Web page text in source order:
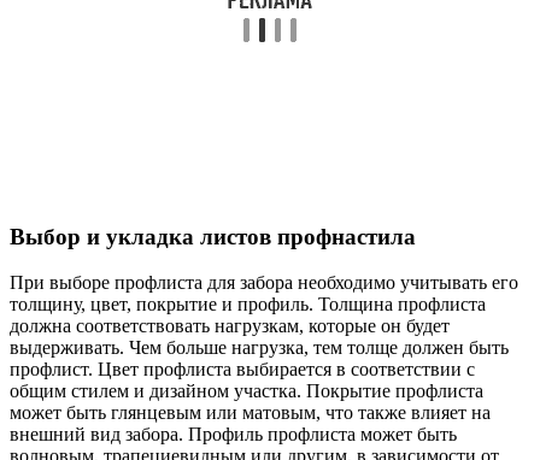
Выбор и укладка листов профнастила
При выборе профлиста для забора необходимо учитывать его
толщину, цвет, покрытие и профиль. Толщина профлиста
должна соответствовать нагрузкам, которые он будет
выдерживать. Чем больше нагрузка, тем толще должен быть
профлист. Цвет профлиста выбирается в соответствии с
общим стилем и дизайном участка. Покрытие профлиста
может быть глянцевым или матовым, что также влияет на
внешний вид забора. Профиль профлиста может быть